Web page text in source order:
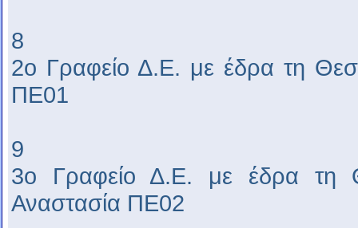
8
2ο Γραφείο Δ.Ε. με έδρα τη
ΠΕ01
9
3ο Γραφείο Δ.Ε. με έδρα τη
Αναστασία ΠΕ02